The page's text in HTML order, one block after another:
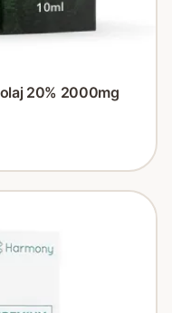
20% 2000mg